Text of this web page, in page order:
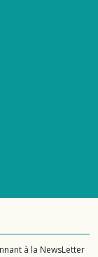
à la NewsLetter